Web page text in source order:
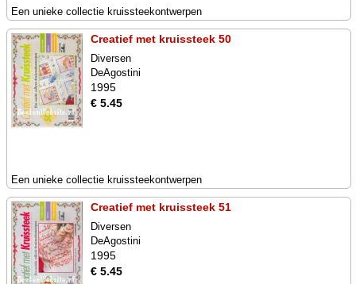
Een unieke collectie kruissteekontwerpen
Creatief met kruissteek 50
Diversen
DeAgostini
1995
€ 5.45
Een unieke collectie kruissteekontwerpen
Creatief met kruissteek 51
Diversen
DeAgostini
1995
€ 5.45